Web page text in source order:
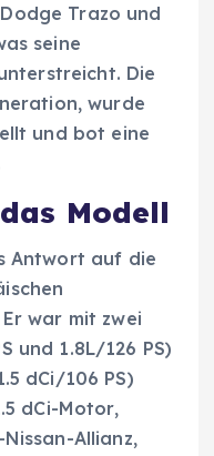
Trazo und
seine
Die
wurde
und bot eine
Modell
Antwort auf die
war mit zwei
und 1.8L/126 PS)
dCi/106 PS)
dCi-Motor,
Allianz,